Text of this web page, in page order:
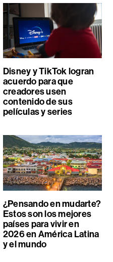
Disney y TikTok logran
acuerdo para que
creadores usen
contenido de sus
películas y series
¿Pensando en mudarte?
Estos son los mejores
países para vivir en
2026 en América Latina
y el mundo